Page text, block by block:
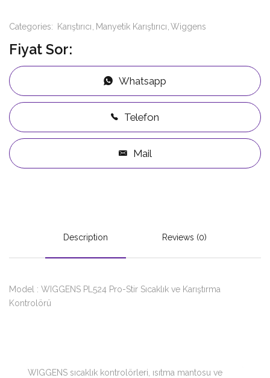
Categories: Karıştırıcı Manyetik Karıştırıcı Wiggens
Fiyat Sor:
Whatsapp
Telefon
Mail
Description Reviews (0)
Model : WIGGENS PL524 Pro-Stir Sıcaklık ve Karıştırma
Kontrolörü
WIGGENS sıcaklık kontrolörleri, ısıtma mantosu ve